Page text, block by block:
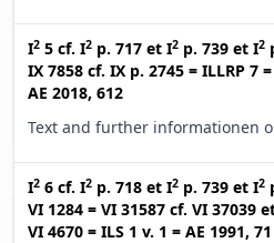
I2 5 cf. I2 p. 717 et I2 p. 739 et I2
IX 7858 cf. IX p. 2745 = ILLRP 7 =
AE 2018, 612
Text and further informationen
I2 6 cf. I2 p. 718 et I2 p. 739 et I2
VI 1284 = VI 31587 cf. VI 37039
VI 4670 = ILS 1 v. 1 = AE 1991, 71